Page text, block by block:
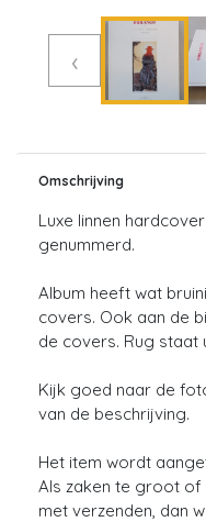
‹
Omschrijving
Luxe linnen
genummerd.
Album heeft wat
covers. Ook aan de
de covers. Rug staat
Kijk goed naar de
van de beschrijving.
Het item wordt
Als zaken te groot
met verzenden, dan